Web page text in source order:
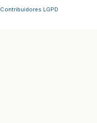
Contribuidores LGPD